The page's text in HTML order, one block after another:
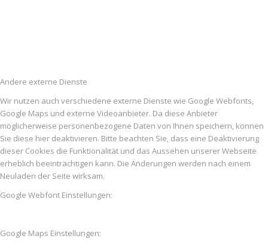
Andere externe Dienste
Wir nutzen auch verschiedene externe Dienste wie Google Webfonts,
Google Maps und externe Videoanbieter. Da diese Anbieter
möglicherweise personenbezogene Daten von Ihnen speichern, können
Sie diese hier deaktivieren. Bitte beachten Sie, dass eine Deaktivierung
dieser Cookies die Funktionalität und das Aussehen unserer Webseite
erheblich beeinträchtigen kann. Die Änderungen werden nach einem
Neuladen der Seite wirksam.
Google Webfont Einstellungen:
Google Maps Einstellungen: